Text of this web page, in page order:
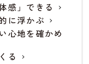
感」できる
に浮かぶ
心地を確かめ
る